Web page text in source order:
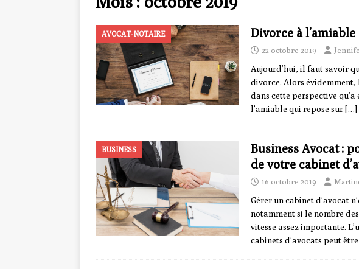
AVOCAT-NOTAIRE Divorce à
22 octobre 2019
Aujourd’hui, il faut savoir
divorce. Alors évidemment,
dans cette perspective
l’amiable qui repose sur […]
BUSINESS
Business Avocat :
de votre cabinet
16 octobre 2019
Gérer un cabinet d’avocat
notamment si le nombre
vitesse assez importante.
cabinets d’avocats peut